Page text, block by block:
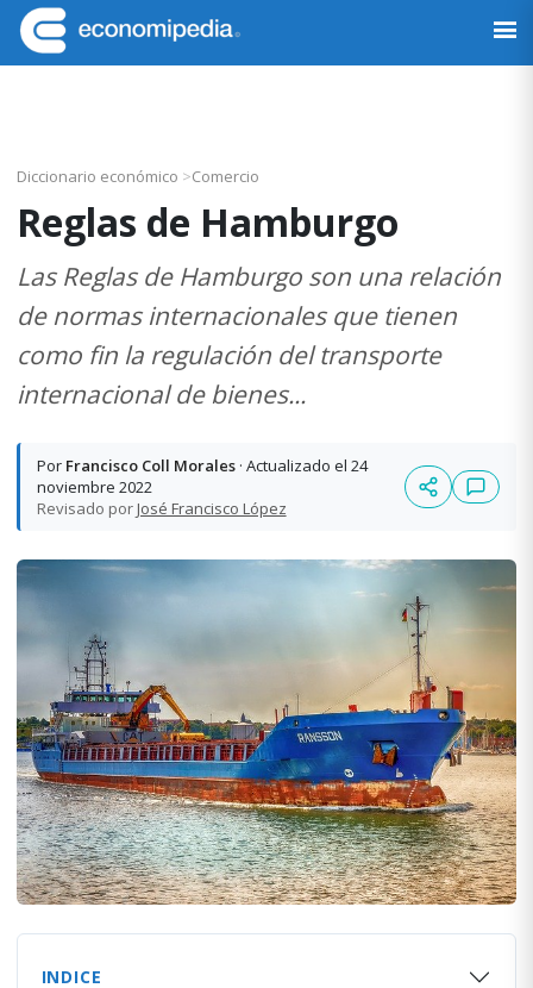
Saltar
a
la
Saltar
al
contenido
Saltar
a
la
Saltar
al
pie
Economipedia
Haciendo
Diccionario económico >Comercio
Reglas de Hamburgo
Las Reglas de Hamburgo son una relación
de normas internacionales que tienen
como fin la regulación del transporte
internacional de bienes...
Por Francisco Coll Morales· Actualizado el 24
noviembre 2022
Revisado porJosé Francisco López
INDICE